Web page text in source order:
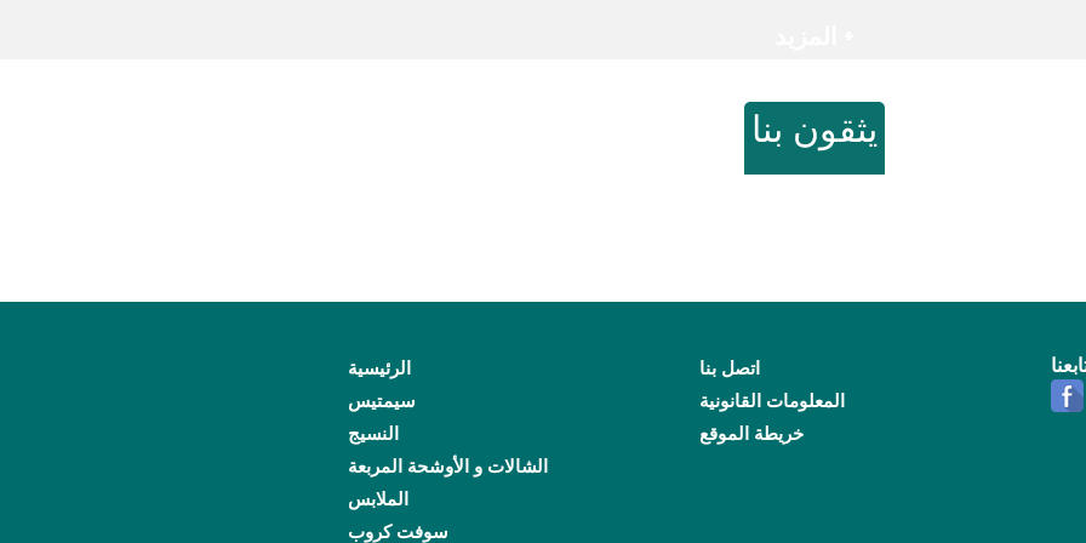
يثقون بنا
الرئيسية
سيمتيس
النسيج
الشالات و الأوشحة المربعة
الملابس
سوفت كروب
اتصل بنا
المعلومات القانونية
خريطة الموقع